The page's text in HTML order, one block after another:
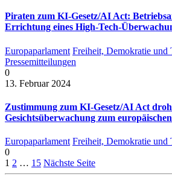
Piraten zum KI-Gesetz/AI Act:
Errichtung eines High-Tech-
Europaparlament Freiheit, Demokratie und
Pressemitteilungen
0
13. Februar 2024
Zustimmung zum KI-Gesetz/AI Act
Gesichtsüberwachung zum
Europaparlament Freiheit, Demokratie und
0
1 2 … 15 Nächste Seite